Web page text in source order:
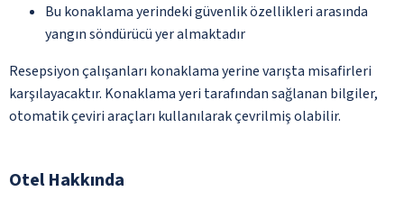
Bu konaklama yerindeki güvenlik özellikleri arasında
yangın söndürücü yer almaktadır
Resepsiyon çalışanları konaklama yerine varışta misafirleri
karşılayacaktır. Konaklama yeri tarafından sağlanan bilgiler,
otomatik çeviri araçları kullanılarak çevrilmiş olabilir.
Otel Hakkında